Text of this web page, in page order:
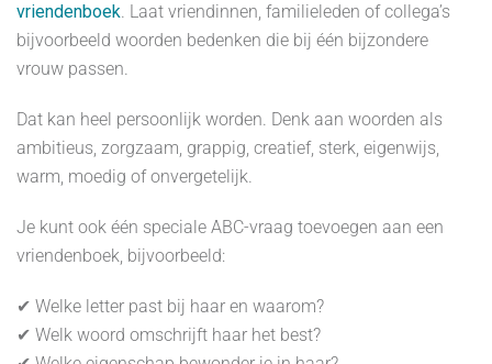
vriendenboek. Laat vriendinnen, familieleden of collega’s
bijvoorbeeld woorden bedenken die bij één bijzondere
vrouw passen.
Dat kan heel persoonlijk worden. Denk aan woorden als
ambitieus, zorgzaam, grappig, creatief, sterk, eigenwijs,
warm, moedig of onvergetelijk.
Je kunt ook één speciale ABC-vraag toevoegen aan een
vriendenboek, bijvoorbeeld:
✔ Welke letter past bij haar en waarom?
✔ Welk woord omschrijft haar het best?